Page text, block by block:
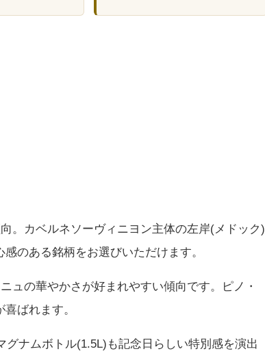
。カベルネソーヴィニヨン主体の左岸(メドック)
のある銘柄をお選びいただけます。
ュの華やかさが好まれやすい傾向です。ピノ・
ばれます。
ナムボトル(1.5L)も記念日らしい特別感を演出